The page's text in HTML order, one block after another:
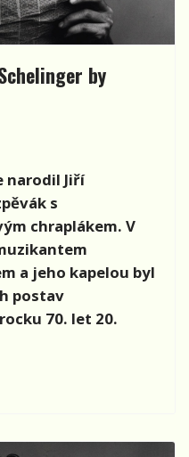
by
narodil Jiří
s
chraplákem. V
a jeho kapelou byl
postav
70. let 20.